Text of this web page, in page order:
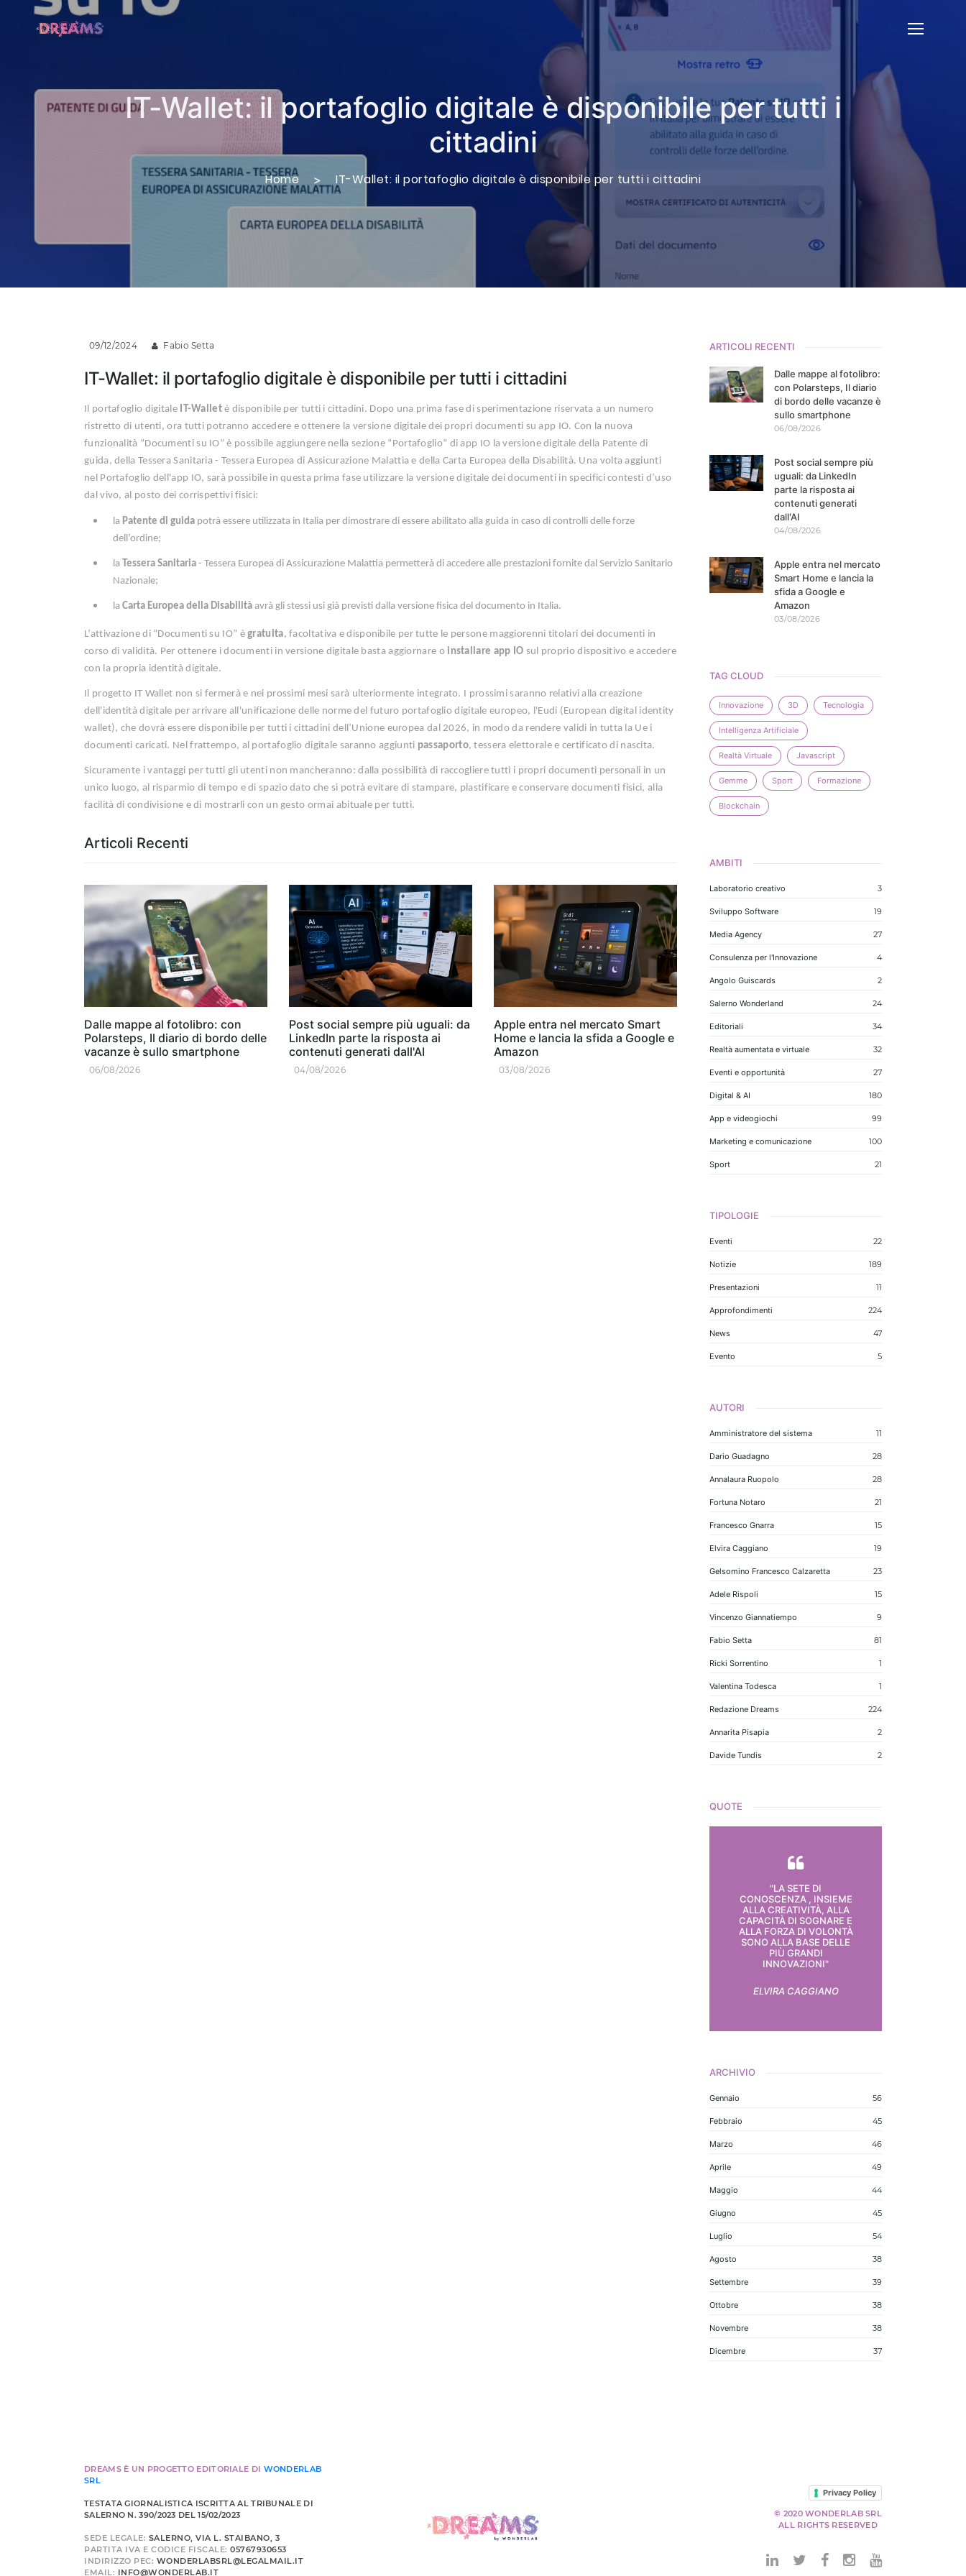
IT-Wallet: il portafoglio digitale è disponibile per tutti i
cittadini
Home IT-Wallet: il portafoglio digitale è disponibile per tutti i cittadini
09/12/2024 Fabio Setta
IT-Wallet: il portafoglio digitale è disponibile per tutti i cittadini
Il portafoglio digitale IT-Walletè disponibile per tutti i cittadini. Dopo una prima fase di sperimentazione riservata a un numero
ristretto di utenti, ora tutti potranno accedere e ottenere la versione digitale dei propri documenti su app IO. Con la nuova
funzionalità “Documenti su IO” è possibile aggiungere nella sezione “Portafoglio” di app IO la versione digitale della Patente di
guida, della Tessera Sanitaria - Tessera Europea di Assicurazione Malattia e della Carta Europea della Disabilità. Una volta aggiunti
nel Portafoglio dell'app IO, sarà possibile in questa prima fase utilizzare la versione digitale dei documenti in specifici contesti d’uso
dal vivo, al posto dei corrispettivi fisici:
la Patente di guida potrà essere utilizzata in Italia per dimostrare di essere abilitato alla guida in caso di controlli delle forze
dell’ordine;
la Tessera Sanitaria - Tessera Europea di Assicurazione Malattia permetterà di accedere alle prestazioni fornite dal Servizio Sanitario
Nazionale;
la Carta Europea della Disabilità avrà gli stessi usi già previsti dalla versione fisica del documento in Italia.
L’attivazione di “Documenti su IO” ègratuita, facoltativa e disponibile per tutte le persone maggiorenni titolari dei documenti in
corso di validità. Per ottenere i documenti in versione digitale basta aggiornare o installare app IO sul proprio dispositivo e accedere
con la propria identità digitale.
Il progetto IT Wallet non si fermerà e nei prossimi mesi sarà ulteriormente integrato. I prossimi saranno relativi alla creazione
dell'identità digitale per arrivare all'unificazione delle norme del futuro portafoglio digitale europeo, l'Eudi (European digital identity
wallet), che dovrà essere disponibile per tutti i cittadini dell’Unione europea dal 2026, in modo da rendere validi in tutta la Ue i
documenti caricati. Nel frattempo, al portafoglio digitale saranno aggiunti passaporto, tessera elettorale e certificato di nascita.
Sicuramente i vantaggi per tutti gli utenti non mancheranno: dalla possibilità di raccogliere tutti i propri documenti personali in un
unico luogo, al risparmio di tempo e di spazio dato che si potrà evitare di stampare, plastificare e conservare documenti fisici, alla
facilità di condivisione e di mostrarli con un gesto ormai abituale per tutti.
Articoli Recenti
Dalle mappe al fotolibro: con
Polarsteps, Il diario di bordo delle
vacanze è sullo smartphone
06/08/2026
Post social sempre più uguali: da
LinkedIn parte la risposta ai
contenuti generati dall'AI
04/08/2026
Apple entra nel mercato Smart
Home e lancia la sfida a Google e
Amazon
03/08/2026
ARTICOLI RECENTI
Dalle mappe al fotolibro:
con Polarsteps, Il diario
di bordo delle vacanze è
sullo smartphone
06/08/2026
Post social sempre più
uguali: da LinkedIn
parte la risposta ai
contenuti generati
dall'AI
04/08/2026
Apple entra nel mercato
Smart Home e lancia la
sfida a Google e
Amazon
03/08/2026
TAG CLOUD
Innovazione 3D Tecnologia
Intelligenza Artificiale
Realtà Virtuale Javascript
Gemme Sport Formazione
Blockchain
AMBITI
Laboratorio creativo 3
Sviluppo Software 19
Media Agency 27
Consulenza per l'Innovazione 4
Angolo Guiscards 2
Salerno Wonderland 24
Editoriali 34
Realtà aumentata e virtuale 32
Eventi e opportunità 27
Digital & AI 180
App e videogiochi 99
Marketing e comunicazione 100
Sport 21
TIPOLOGIE
Eventi 22
Notizie 189
Presentazioni 11
Approfondimenti 224
News 47
Evento 5
AUTORI
Amministratore del sistema 11
Dario Guadagno 28
Annalaura Ruopolo 28
Fortuna Notaro 21
Francesco Gnarra 15
Elvira Caggiano 19
Gelsomino Francesco Calzaretta 23
Adele Rispoli 15
Vincenzo Giannatiempo 9
Fabio Setta 81
Ricki Sorrentino 1
Valentina Todesca 1
Redazione Dreams 224
Annarita Pisapia 2
Davide Tundis 2
QUOTE
"LA SETE DI
CONOSCENZA , INSIEME
ALLA CREATIVITÀ, ALLA
CAPACITÀ DI SOGNARE E
ALLA FORZA DI VOLONTÀ
SONO ALLA BASE DELLE
PIÙ GRANDI
INNOVAZIONI"
ELVIRA CAGGIANO
ARCHIVIO
Gennaio 56
Febbraio 45
Marzo 46
Aprile 49
Maggio 44
Giugno 45
Luglio 54
Agosto 38
Settembre 39
Ottobre 38
Novembre 38
Dicembre 37
DREAMS È UN PROGETTO EDITORIALE DI WONDERLAB
SRL
TESTATA GIORNALISTICA ISCRITTA AL TRIBUNALE DI
SALERNO N. 390/2023 DEL 15/02/2023
SEDE LEGALE: SALERNO, VIA L. STAIBANO, 3
PARTITA IVA E CODICE FISCALE: 05767930653
INDIRIZZO PEC: WONDERLABSRL@LEGALMAIL.IT
EMAIL: INFO@WONDERLAB.IT
Privacy Policy
© 2020 WONDERLAB SRL
ALL RIGHTS RESERVED